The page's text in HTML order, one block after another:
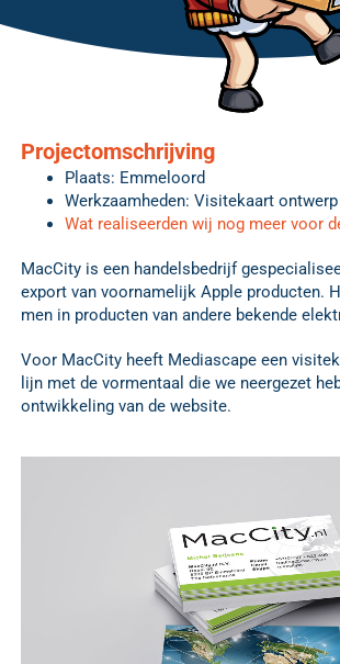
Projectomschrijving
Plaats: Emmeloord
Werkzaamheden: Visitekaart ontwerp
Wat realiseerden wij nog meer voor
MacCity is een handelsbedrijf
export van voornamelijk Apple producten.
men in producten van andere bekende
Voor MacCity heeft Mediascape een
lijn met de vormentaal die we neergezet
ontwikkeling van de website.